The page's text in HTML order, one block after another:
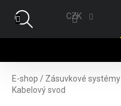
CZK
E-shop / Zásuvkové systémy
Kabelový svod